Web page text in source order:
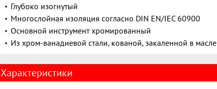
Глубоко изогнутый
Многослойная изоляция согласно DIN EN/IEC 60900
Основной инструмент хромированный
Из хром-ванадиевой стали, кованой, закаленной в масле
Характеристики